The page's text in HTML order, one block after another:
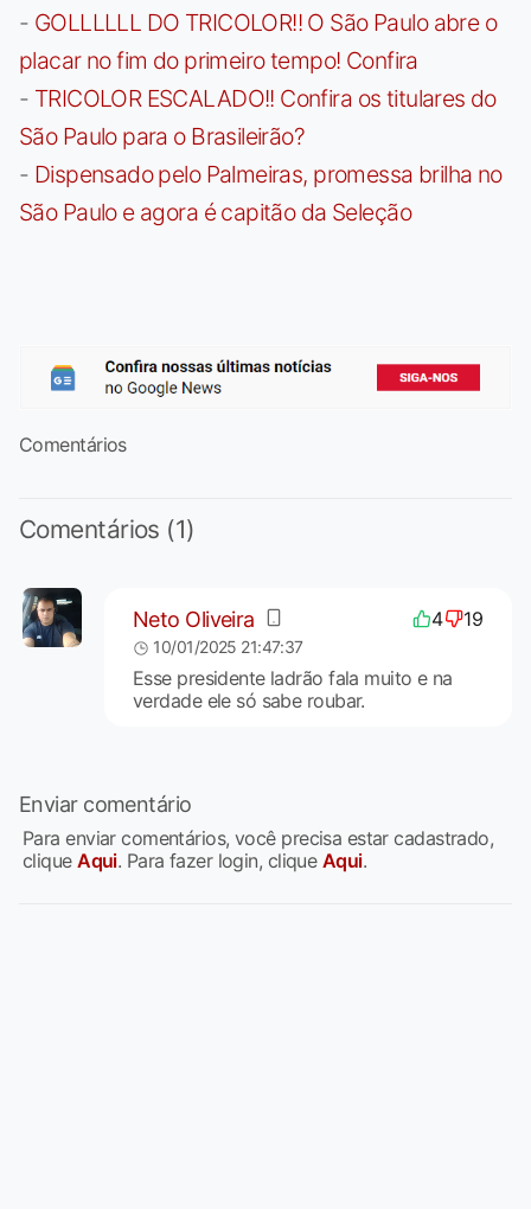
- GOLLLLLL DO TRICOLOR!! O São Paulo abre o
placar no fim do primeiro tempo! Confira
- TRICOLOR ESCALADO!! Confira os titulares do
São Paulo para o Brasileirão?
- Dispensado pelo Palmeiras, promessa brilha no
São Paulo e agora é capitão da Seleção
Comentários
Comentários (1)
Neto Oliveira 4 19
10/01/2025 21:47:37
Esse presidente ladrão fala muito e na
verdade ele só sabe roubar.
Enviar comentário
Para enviar comentários, você precisa estar cadastrado,
cliqueAqui. Para fazer login, clique Aqui.